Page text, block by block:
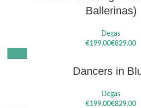
Ballerinas)
Degas
€
€
Dancers in
Degas
€
€